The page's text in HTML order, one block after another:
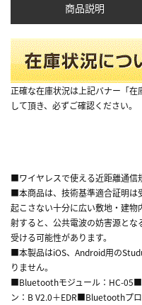
商品説明
正確な在庫状況は上記バナー「
して頂き、必ずご確認ください。
■ワイヤレスで使える近距離通信
■本商品は、技術基準適合証明は
起こさない十分に広い敷地・建
射すると、公共電波の妨害源と
受ける可能性があります。
■本製品はiOS、Android用の
りません。
■Bluetoothモジュール：HC-
ン：B V2.0＋EDR■Bluetoothプ